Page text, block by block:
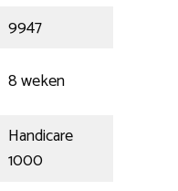
9947
8 weken
Handicare
1000